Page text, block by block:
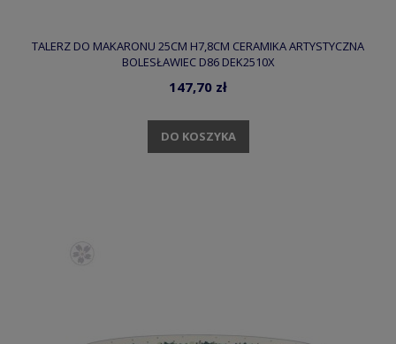
TALERZ DO MAKARONU 25CM H7,8CM CERAMIKA ARTYSTYCZNA
BOLESŁAWIEC D86 DEK2510X
147,70 zł
DO KOSZYKA